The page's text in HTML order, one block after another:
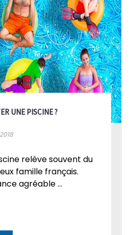
UNE PISCINE ?
relève souvent du
famille français.
agréable ...